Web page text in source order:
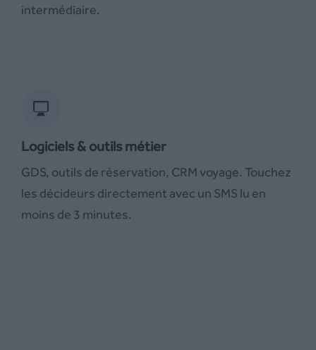
intermédiaire.
Logiciels & outils métier
GDS, outils de réservation, CRM voyage. Touchez
les décideurs directement avec un SMS lu en
moins de 3 minutes.